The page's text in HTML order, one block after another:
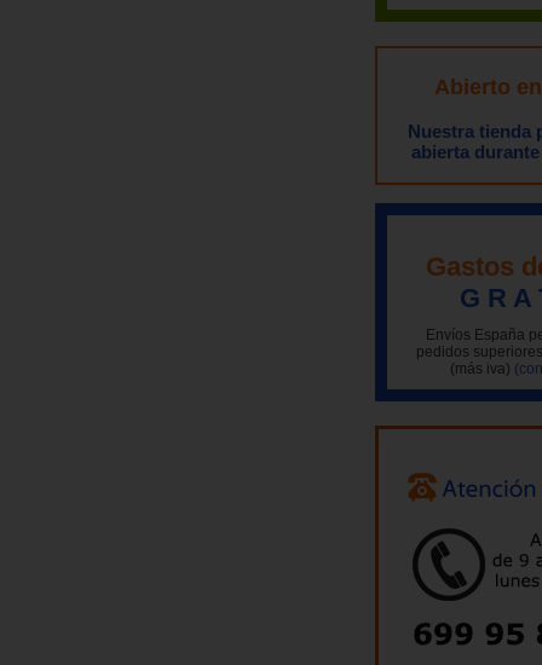
Abierto
Nuestra tienda
abierta
Gastos
G R A
Envíos España
pedidos
(más iva)